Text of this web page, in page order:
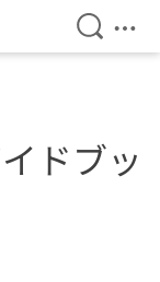
Open
ドブッ